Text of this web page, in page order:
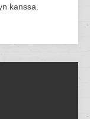
kanssa.